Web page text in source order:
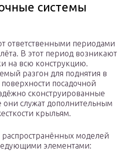
системы
ответственными периодами
В этот период возникают
на всю конструкцию.
разгон для поднятия в
посадочной
сконструированные
они служат дополнительным
крыльям.
моделей
элементами: